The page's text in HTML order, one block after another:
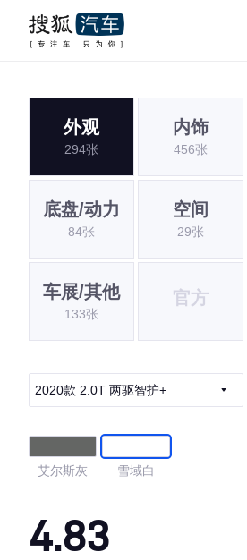
外观
294张
内饰
456张
底盘/动力
84张
空间
29张
车展/其他
133张
官方
2020款 2.0T 两驱智护+
艾尔斯灰 雪域白
4.83